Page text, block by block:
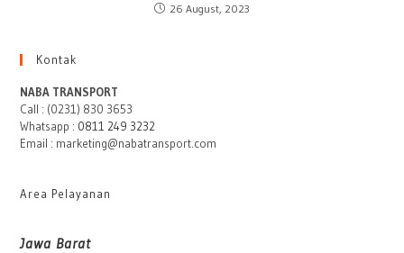
26 August, 2023
Kontak
NABA TRANSPORT
Call : (0231) 830 3653
Whatsapp : 0811 249 3232
Email : marketing@nabatransport.com
Area Pelayanan
Jawa Barat